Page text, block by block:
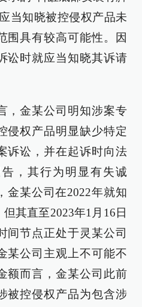
当知晓被控侵权产品未
围具有较高可能性。因
讼时就应当知晓其诉请
，金某公司明知涉案专
侵权产品明显缺少特定
诉讼，并在起诉时向法
，其行为明显有失诚
金某公司在2022年就知
其直至2023年1月16日
间节点正处于灵某公司
某公司主观上不可能不
额而言，金某公司此前
被控侵权产品为包含涉